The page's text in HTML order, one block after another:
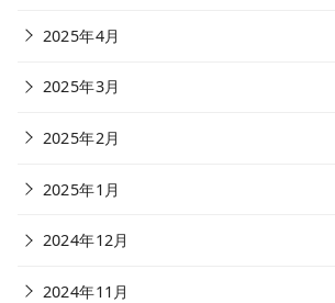
2025年4月
2025年3月
2025年2月
2025年1月
2024年12月
2024年11月